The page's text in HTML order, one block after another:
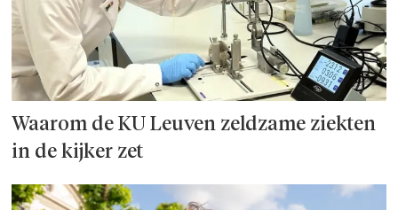
Waarom de KU Leuven zeldzame ziekten
in de kijker zet